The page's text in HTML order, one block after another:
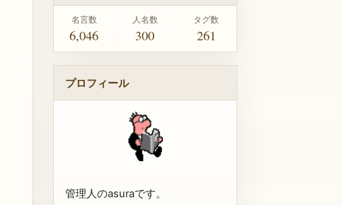
名言数
6,046
人名数
300
タグ数
261
プロフィール
管理人のasuraです。